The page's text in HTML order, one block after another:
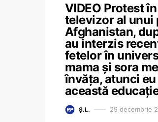
VIDEO Protest
televizor al unui
Afghanistan,
au interzis
fetelor în
mama și sora
învăța, atunci
această
Ș.L. 29 decembrie